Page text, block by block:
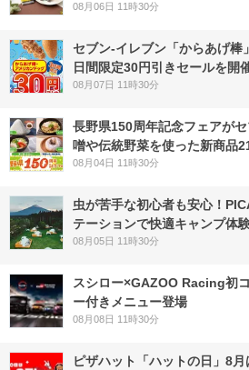
08月06日 11時30分
セブン‐イレブン「からあげ
日間限定30円引きセールを開
08月07日 11時30分
長野県150周年記念フェアが
噌や伝統野菜を使った新商品
08月04日 11時30分
虫が苦手な初心者も安心！
テーションで快適キャンプ体
08月05日 11時30分
スシロー×GAZOO Racing初
ー付きメニュー登場
08月08日 11時30分
ピザハット「ハットの日」8